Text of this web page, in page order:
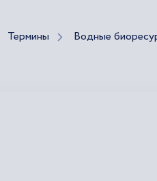
Термины Водные